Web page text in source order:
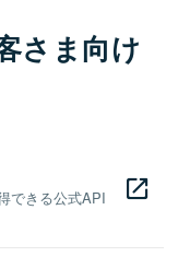
さま向け
できる公式API